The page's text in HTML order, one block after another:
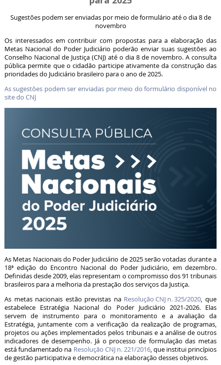
Sugestões podem ser enviadas por meio de formulário até o dia 8 de
novembro
Os interessados em contribuir com propostas para a elaboração das
Metas Nacional do Poder Judiciário poderão enviar suas sugestões ao
Conselho Nacional de Justiça (CNJ) até o dia 8 de novembro. A consulta
pública permite que o cidadão participe ativamente da construção das
prioridades do Judiciário brasileiro para o ano de 2025.
As sugestões podem ser enviadas por meio do formulário disponível no
site do CNJ
As Metas Nacionais do Poder Judiciário de 2025 serão votadas durante a
18ª edição do Encontro Nacional do Poder Judiciário, em dezembro.
Definidas desde 2009, elas representam o compromisso dos 91 tribunais
brasileiros para a melhoria da prestação dos serviços da Justiça.
As metas nacionais estão previstas na Resolução CNJ n. 325/2020, que
estabelece Estratégia Nacional do Poder Judiciário 2021-2026. Elas
servem de instrumento para o monitoramento e a avaliação da
Estratégia, juntamente com a verificação da realização de programas,
projetos ou ações implementados pelos tribunais e a análise de outros
indicadores de desempenho. Já o processo de formulação das metas
está fundamentado na Resolução CNJ n. 221/2016, que institui princípios
de gestão participativa e democrática na elaboração desses objetivos.